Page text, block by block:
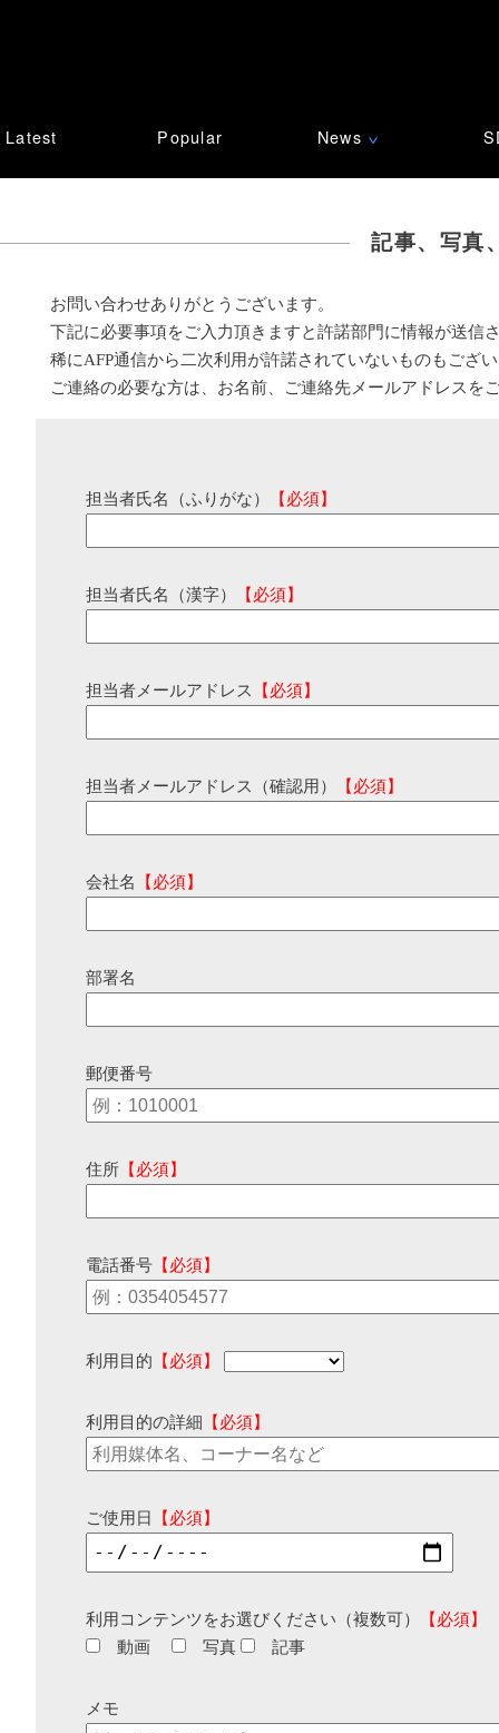
Latest Popular News ∨
記事、写真
お問い合わせありがとうございます。
下記に必要事項をご入力頂きますと許諾部門に情報が送信
稀にAFP通信から二次利用が許諾されていないものもござ
ご連絡の必要な方は、お名前、ご連絡先メールアドレスを
担当者氏名（ふりがな） 【必須】
担当者氏名（漢字） 【必須】
担当者メールアドレス 【必須】
担当者メールアドレス（確認用） 【必須】
会社名 【必須】
部署名
郵便番号
住所 【必須】
電話番号 【必須】
利用目的 【必須】
利用目的の詳細 【必須】
ご使用日 【必須】
利用コンテンツをお選びください（複数可）
【必須】
動画
写真 記事
メモ